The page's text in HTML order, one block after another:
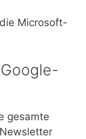
Microsoft-
gesamte